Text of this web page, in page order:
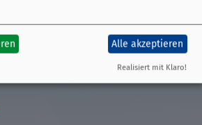
Alle akzeptieren
Realisiert mit Klaro!